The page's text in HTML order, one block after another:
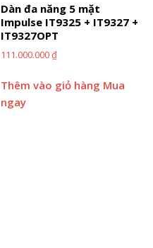
Dàn đa năng 5 mặt
Impulse IT9325 + IT9327 +
IT9327OPT
111.000.000₫
Thêm vào giỏ hàng Mua
ngay